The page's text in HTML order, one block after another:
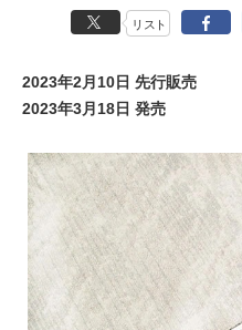
リスト
2023年2月10日 先行販売
2023年3月18日 発売